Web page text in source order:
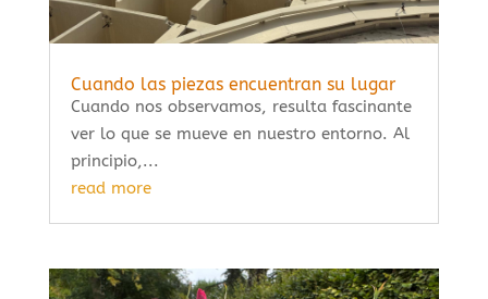
Cuando las piezas encuentran su lugar
Cuando nos observamos, resulta fascinante
ver lo que se mueve en nuestro entorno. Al
principio,...
read more